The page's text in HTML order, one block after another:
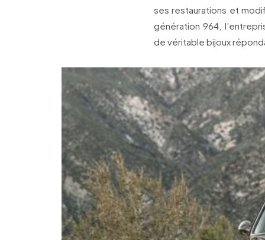
ses restaurations et
génération 964,
de véritable bijoux